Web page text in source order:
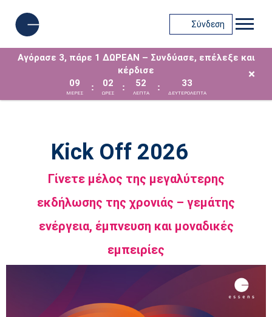
Σύνδεση
Αγόρασε 3, πάρε 1 ΔΩΡΕΑΝ – Συνδύασε, επέλεξε και
κέρδισε
09
ΜΈΡΕΣ
: 02
ΩΡΕΣ
: 52
ΛΕΠΤΑ
: 32
ΔΕΥΤΕΡΟΛΕΠΤΑ
×
Kick Off 2026
Γίνετε μέλος της μεγαλύτερης
εκδήλωσης της χρονιάς – γεμάτης
ενέργεια, έμπνευση και μοναδικές
εμπειρίες